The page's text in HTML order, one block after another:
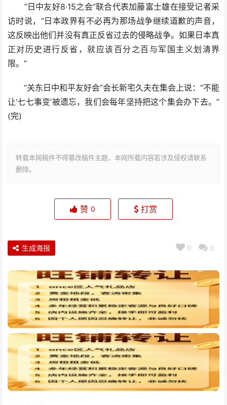
“日中友好8·15之会”联合代表加藤富士雄在接受记者采
访时说，“日本政界有不必再为那场战争继续道歉的声音，
这反映出他们并没有真正反省过去的侵略战争。如果日本真
正对历史进行反省，就应该百分之百与军国主义划清界
限。”
“关东日中和平友好会”会长新宅久夫在集会上说：“不能
让‘七七事变’被遗忘，我们会每年坚持把这个集会办下去。”
(完)
转载本网稿件不得篡改稿件主题，本网所载内容若涉及侵权请联系
删除。
赞 0 打赏
0 0
生成海报